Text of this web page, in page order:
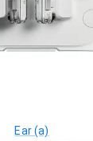
Ear (a)